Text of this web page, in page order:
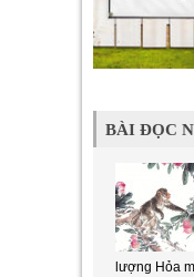
BÀI ĐỌC
lượng Hỏa